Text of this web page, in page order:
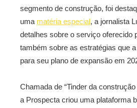
segmento de construção, foi
uma matéria especial, a jornalista
detalhes sobre o serviço oferecido
também sobre as estratégias que
para seu plano de expansão em
Chamada de “Tinder da
a Prospecta criou uma plataforma